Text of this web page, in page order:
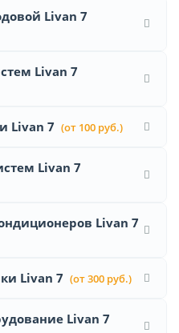
Livan 7
Livan 7
Livan 7 (от 100 руб.)
Livan 7
Livan 7
Livan 7 (от 300 руб.)
Livan 7